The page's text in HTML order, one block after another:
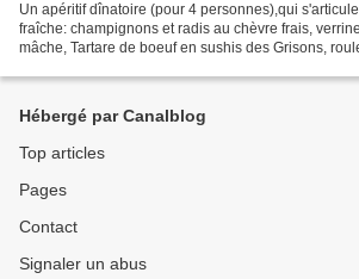
Un apéritif dînatoire (pour 4 personnes),qui
fraîche: champignons et radis au chèvre frais,
mâche, Tartare de boeuf en sushis des Grisons,
Hébergé par Canalblog
Top articles
Pages
Contact
Signaler un abus